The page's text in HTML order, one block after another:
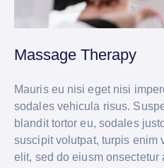
Massage Therapy
Mauris eu nisi eget nisi
sodales vehicula risus.
blandit tortor eu, sodales
suscipit volutpat, turpis enim
elit, sed do eiusm